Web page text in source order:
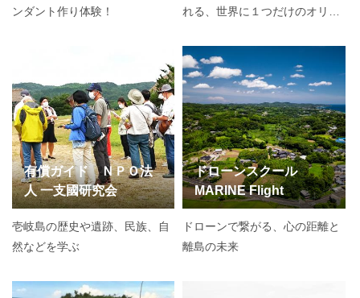
ンダント作り体験！
れる、世界に１つだけのオリジ
か。
有償ガイド ＮＰＯ法
人 一支國研究会
壱岐島の歴史や遺跡、民族、自
然などを学ぶ
ドローンスクール
MARINE Flight
ドローンで繋がる、心の距離と
離島の未来